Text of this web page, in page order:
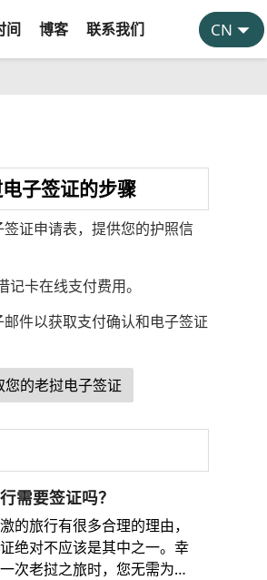
间 博客 联系我们
子签证的步骤
证申请表，提供您的护照信
记卡在线支付费用。
件以获取支付确认和电子签证
您的老挝电子签证
需要签证吗？
的旅行有很多合理的理由，
绝对不应该是其中之一。幸
次老挝之旅时，您无需为繁